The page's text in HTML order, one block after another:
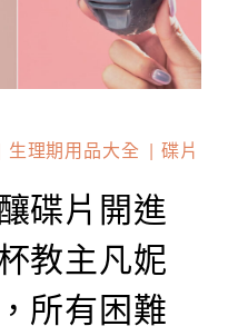
生理期用品大全 碟片
碟片開進
教主凡妮
所有困難